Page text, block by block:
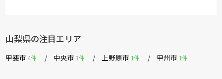
山梨県の注目エリア
甲斐市4件 中央市3件 上野原市 1件 甲州市 1件